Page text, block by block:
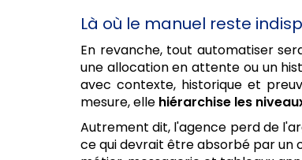
Là où le manuel reste
En revanche, tout automatiser
une allocation en attente ou un
avec contexte, historique et
mesure, elle hiérarchise les
Autrement dit, l'agence perd de
ce qui devrait être absorbé par un